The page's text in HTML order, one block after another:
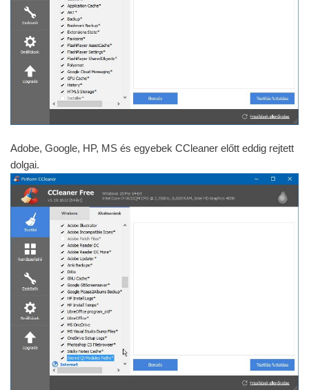
Adobe, Google, HP, MS és egyebek CCleaner előtt eddig rejtett
dolgai.